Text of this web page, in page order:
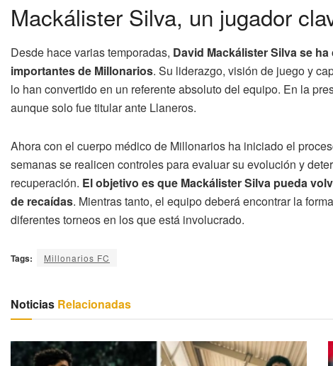
Mackálister Silva, un jugador
Desde hace varias temporadas, David Mackálister Silva se
importantes de Millonarios. Su liderazgo, visión de juego y
lo han convertido en un referente absoluto del equipo. En la
aunque solo fue titular ante Llaneros.
Ahora con el cuerpo médico de Millonarios ha iniciado el
semanas se realicen controles para evaluar su evolución y
recuperación. El objetivo es que Mackálister Silva pueda
de recaídas. Mientras tanto, el equipo deberá encontrar la
diferentes torneos en los que está involucrado.
Tags: Millonarios FC
Noticias Relacionadas